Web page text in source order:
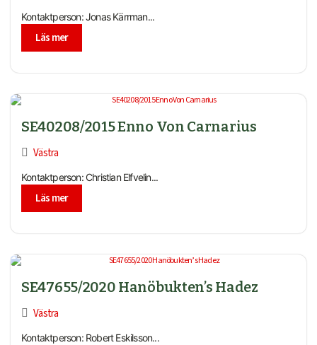
Kontaktperson: Jonas Kärrman...
Läs mer
SE40208/2015 Enno Von Carnarius
Västra
Kontaktperson: Christian Elfvelin...
Läs mer
SE47655/2020 Hanöbukten’s Hadez
Västra
Kontaktperson: Robert Eskilsson...